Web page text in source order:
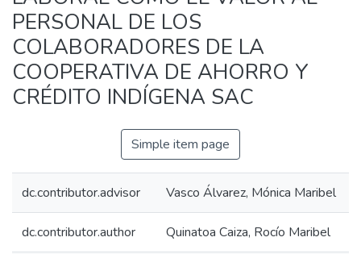
PERSONAL DE LOS
COLABORADORES DE LA
COOPERATIVA DE AHORRO Y
CRÉDITO INDÍGENA SAC
Simple item page
dc.contributor.advisor Vasco Álvarez, Mónica Maribel
dc.contributor.author Quinatoa Caiza, Rocío Maribel